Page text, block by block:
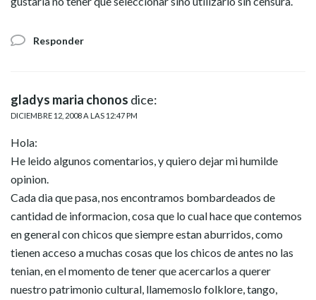
Responder
gladys maria chonos dice:
DICIEMBRE 12, 2008 A LAS 12:47 PM
Hola:
He leido algunos comentarios, y quiero dejar mi humilde
opinion.
Cada dia que pasa, nos encontramos bombardeados de
cantidad de informacion, cosa que lo cual hace que contemos
en general con chicos que siempre estan aburridos, como
tienen acceso a muchas cosas que los chicos de antes no las
tenian, en el momento de tener que acercarlos a querer
nuestro patrimonio cultural, llamemoslo folklore, tango,